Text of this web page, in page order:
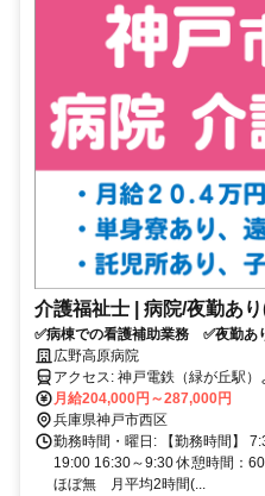
介護福祉士 | 病院/夜勤あ
✅病棟での看護補助業務 ✅夜勤
日 ✅月給：204,000円～287,000
り ✅車通勤可 ✅応募条件：介護
広野高原病院
アクセス: 神戸電鉄（緑が丘
月給204,000円～287,000円
兵庫県神戸市西区
勤務時間・曜日: 【勤務時間】
19:00 16:30～9:30 休憩時間：
ほぼ無 月平均2時間(...